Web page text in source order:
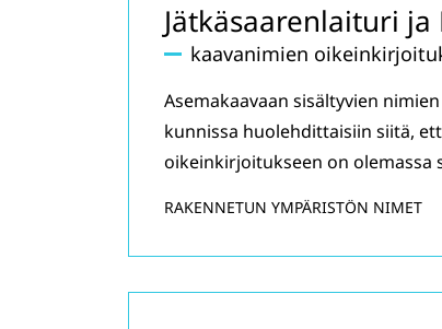
Jätkäsaarenlaituri
kaavanimien
Asemakaavaan sisältyvien
kunnissa huolehdittaisiin siitä,
oikeinkirjoitukseen on olemassa
RAKENNETUN YMPÄRISTÖN NIMET